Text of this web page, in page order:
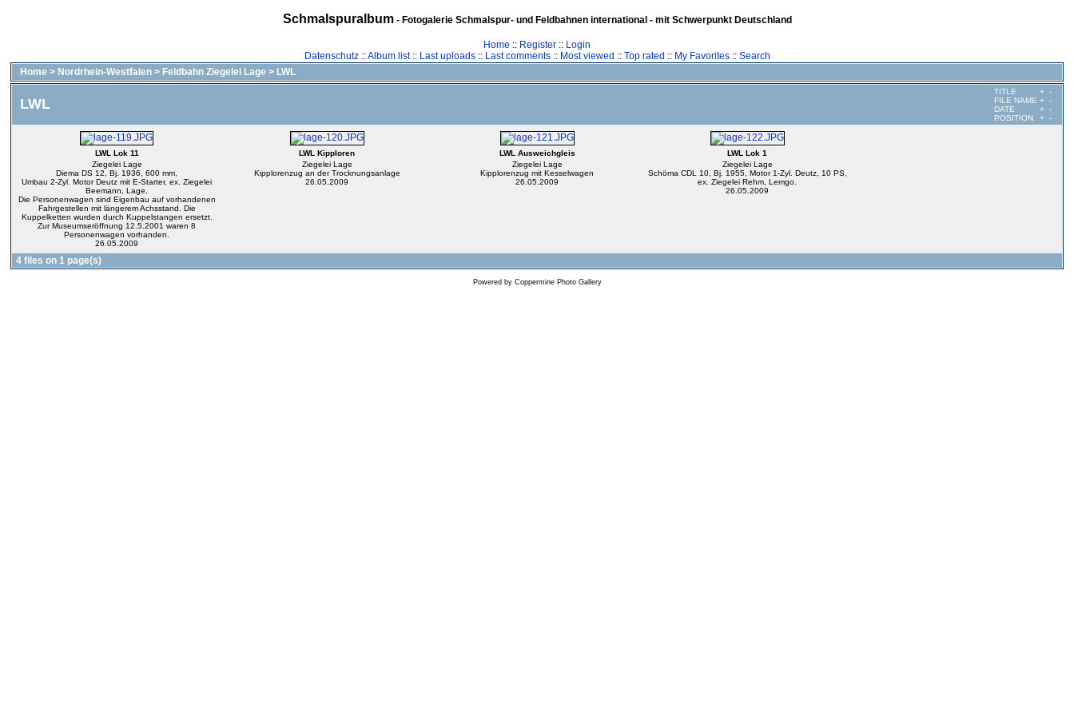
Schmalspuralbum- Fotogalerie Schmalspur- und Feldbahnen international - mit Schwerpunkt Deutschland
Home :: Register :: Login
Datenschutz::Album list:: Last uploads:: Last comments:: Most viewed :: Top rated :: My Favorites:: Search
Home > Nordrhein-Westfalen > Feldbahn Ziegelei Lage > LWL
LWL
TITLE + -
FILE NAME + -
DATE
+ -
POSITION
+ -
LWL Lok 11
Ziegelei Lage
Diema DS 12, Bj. 1936, 600 mm,
Umbau 2-Zyl. Motor Deutz mit E-Starter, ex. Ziegelei
Beemann, Lage.
Die Personenwagen sind Eigenbau auf vorhandenen
Fahrgestellen mit längerem Achsstand. Die
Kuppelketten wurden durch Kuppelstangen ersetzt.
Zur Museumseröffnung 12.5.2001 waren 8
Personenwagen vorhanden.
26.05.2009
LWL Kipploren
Ziegelei Lage
Kipplorenzug an der Trocknungsanlage
26.05.2009
LWL Ausweichgleis
Ziegelei Lage
Kipplorenzug mit Kesselwagen
26.05.2009
LWL Lok 1
Ziegelei Lage
Schöma CDL 10, Bj. 1955, Motor 1-Zyl. Deutz, 10 PS,
ex. Ziegelei Rehm, Lemgo.
26.05.2009
4 files on 1 page(s)
Powered by Coppermine Photo Gallery